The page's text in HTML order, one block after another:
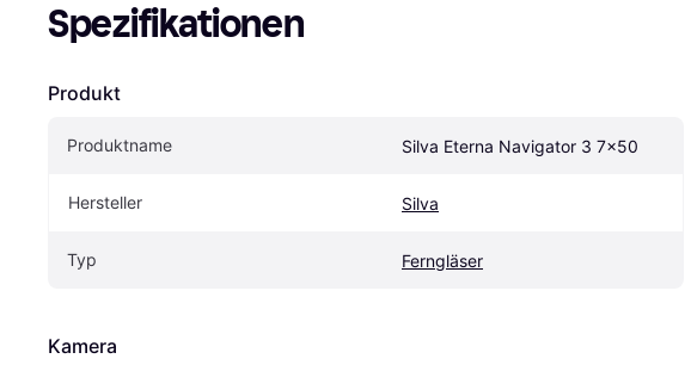
Spezifikationen
Produkt
Produktname Silva Eterna Navigator 3 7x50
Hersteller Silva
Typ Ferngläser
Kamera